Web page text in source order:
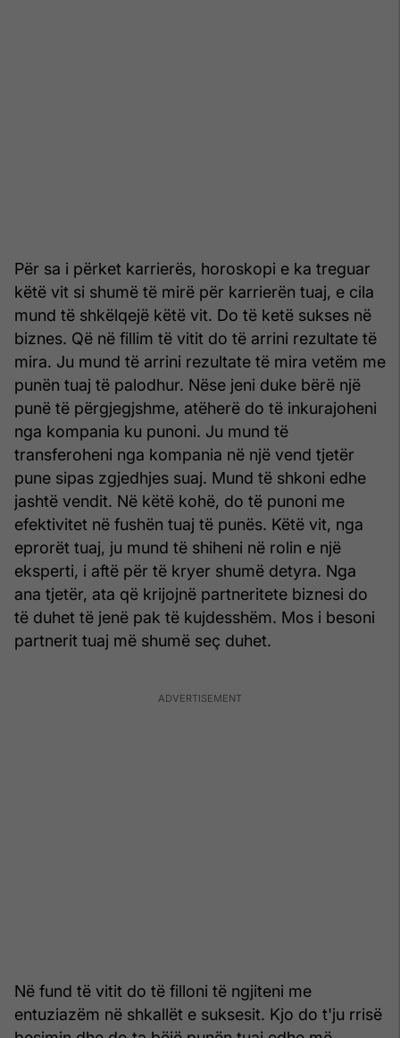
Për sa i përket karrierës, horoskopi e ka treguar
këtë vit si shumë të mirë për karrierën tuaj, e cila
mund të shkëlqejë këtë vit. Do të ketë sukses në
biznes. Që në fillim të vitit do të arrini rezultate të
mira. Ju mund të arrini rezultate të mira vetëm me
punën tuaj të palodhur. Nëse jeni duke bërë një
punë të përgjegjshme, atëherë do të inkurajoheni
nga kompania ku punoni. Ju mund të
transferoheni nga kompania në një vend tjetër
pune sipas zgjedhjes suaj. Mund të shkoni edhe
jashtë vendit. Në këtë kohë, do të punoni me
efektivitet në fushën tuaj të punës. Këtë vit, nga
eprorët tuaj, ju mund të shiheni në rolin e një
eksperti, i aftë për të kryer shumë detyra. Nga
ana tjetër, ata që krijojnë partneritete biznesi do
të duhet të jenë pak të kujdesshëm. Mos i besoni
partnerit tuaj më shumë seç duhet.
Në fund të vitit do të filloni të ngjiteni me
entuziazëm në shkallët e suksesit. Kjo do t'ju rrisë